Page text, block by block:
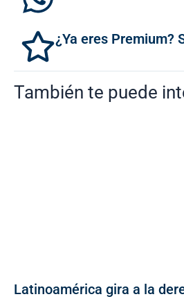
¿Ya eres Premium?
También te puede
Latinoamérica gira a la